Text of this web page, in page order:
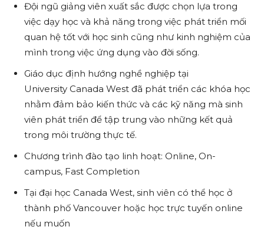
Đội ngũ giảng viên xuất sắc được chọn lựa trong
việc dạy học và khả năng trong việc phát triển mối
quan hệ tốt với học sinh cũng như kinh nghiệm của
mình trong việc ứng dụng vào đời sống.
Giáo dục định hướng nghề nghiệp tại
University Canada West đã phát triển các khóa học
nhằm đảm bảo kiến thức và các kỹ năng mà sinh
viên phát triển để tập trung vào những kết quả
trong môi trường thực tế.
Chương trình đào tạo linh hoạt: Online, On-
campus, Fast Completion
Tại đại học Canada West, sinh viên có thể học ở
thành phố Vancouver hoặc học trực tuyến online
nếu muốn